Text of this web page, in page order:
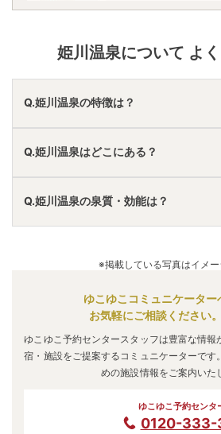
姫川温泉について よ
Q.姫川温泉の特徴は？
A. 温泉・お湯の特徴は さらさら
「静か・落ち着いた」「秘湯感があ
Q.姫川温泉はどこにある？
A. 姫川温泉 は、長野県北安曇郡小谷村北
車でお越しの方は、糸魚川ICから車
電車でお越しの方は、平岩駅から徒
Q.姫川温泉の泉質・効能は？
ウマチ、婦人病、皮膚病、糖尿病 な
※掲載している写真はイメー
ゆこゆこコミュニケーター
お気軽にご相談ください。
ゆこゆこ予約センタースタッフは豊富な情報
宿・施設をご提案するコミュニケーターです
めの施設情報をご案内いた
ゆこゆこ予約センタ
0120-333-